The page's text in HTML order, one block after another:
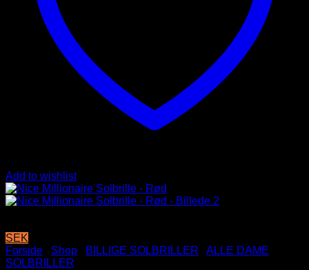
Add to wishlist
SEK
Forside
Shop BILLIGE SOLBRILLER
ALLE DAME
SOLBRILLER